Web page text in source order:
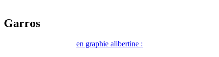
Garros
en graphie alibertine :